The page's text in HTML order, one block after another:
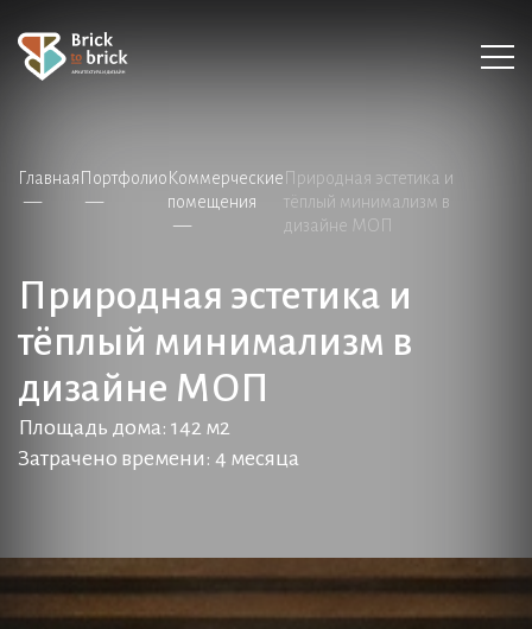
Главная Портфолио Коммерческие
помещения
Природная эстетика и
тёплый минимализм в
дизайне МОП
Природная эстетика и
тёплый минимализм в
дизайне МОП
Площадь дома: 142 м2
Затрачено времени: 4 месяца